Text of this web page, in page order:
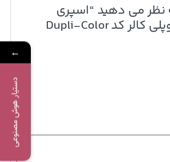
نظر می دهید “اسپری
رنگ خاکستری رال دوپلی کالر کد Dupli-Color
←
دستیار هوش مصنوعی